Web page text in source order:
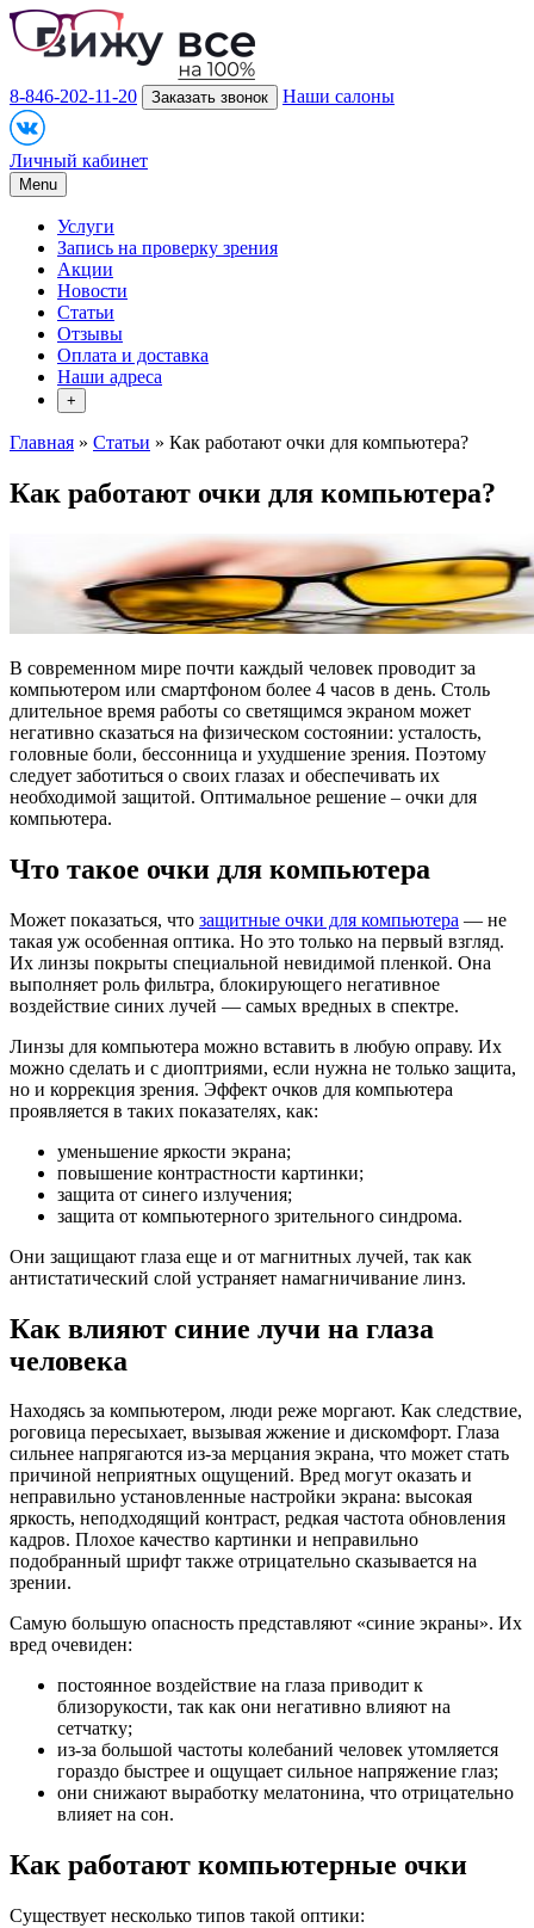
8-846-202-11-20 Заказать звонок Наши салоны
Личный кабинет
Menu
Услуги
Запись на проверку зрения
Акции
Новости
Статьи
Отзывы
Оплата и доставка
Наши адреса
+
Главная » Статьи » Как работают очки для компьютера?
Как работают очки для компьютера?
В современном мире почти каждый человек проводит за
компьютером или смартфоном более 4 часов в день. Столь
длительное время работы со светящимся экраном может
негативно сказаться на физическом состоянии: усталость,
головные боли, бессонница и ухудшение зрения. Поэтому
следует заботиться о своих глазах и обеспечивать их
необходимой защитой. Оптимальное решение – очки для
компьютера.
Что такое очки для компьютера
Может показаться, что защитные очки для компьютера — не
такая уж особенная оптика. Но это только на первый взгляд.
Их линзы покрыты специальной невидимой пленкой. Она
выполняет роль фильтра, блокирующего негативное
воздействие синих лучей — самых вредных в спектре.
Линзы для компьютера можно вставить в любую оправу. Их
можно сделать и с диоптриями, если нужна не только защита,
но и коррекция зрения. Эффект очков для компьютера
проявляется в таких показателях, как:
уменьшение яркости экрана;
повышение контрастности картинки;
защита от синего излучения;
защита от компьютерного зрительного синдрома.
Они защищают глаза еще и от магнитных лучей, так как
антистатический слой устраняет намагничивание линз.
Как влияют синие лучи на глаза
человека
Находясь за компьютером, люди реже моргают. Как следствие,
роговица пересыхает, вызывая жжение и дискомфорт. Глаза
сильнее напрягаются из-за мерцания экрана, что может стать
причиной неприятных ощущений. Вред могут оказать и
неправильно установленные настройки экрана: высокая
яркость, неподходящий контраст, редкая частота обновления
кадров. Плохое качество картинки и неправильно
подобранный шрифт также отрицательно сказывается на
зрении.
Самую большую опасность представляют «синие экраны». Их
вред очевиден:
постоянное воздействие на глаза приводит к
близорукости, так как они негативно влияют на
сетчатку;
из-за большой частоты колебаний человек утомляется
гораздо быстрее и ощущает сильное напряжение глаз;
они снижают выработку мелатонина, что отрицательно
влияет на сон.
Как работают компьютерные очки
Существует несколько типов такой оптики: